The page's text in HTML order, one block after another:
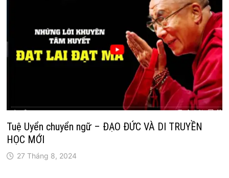
Tuệ Uyển chuyển ngữ – ĐẠO ĐỨC VÀ DI TRUYỀN
HỌC MỚI
27 Tháng 8, 2024